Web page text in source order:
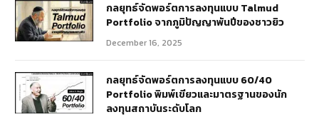
กลยุทธ์จัดพอร์ตการลงทุนแบบ Talmud
Portfolio จากภูมิปัญญาพันปีของชาวยิว
December 16, 2025
กลยุทธ์จัดพอร์ตการลงทุนแบบ 60/40
Portfolio พิมพ์เขียวและมาตรฐานของนัก
ลงทุนสถาบันระดับโลก